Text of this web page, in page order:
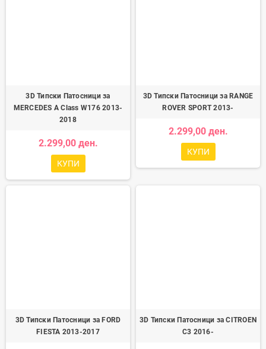
3D Типски Патосници за
MERCEDES A Class W176 2013-
2018
2.299,00 ден.
КУПИ
3D Типски Патосници за RANGE
ROVER SPORT 2013-
2.299,00 ден.
КУПИ
3D Типски Патосници за FORD
FIESTA 2013-2017
3D Типски Патосници за CITROEN
C3 2016-